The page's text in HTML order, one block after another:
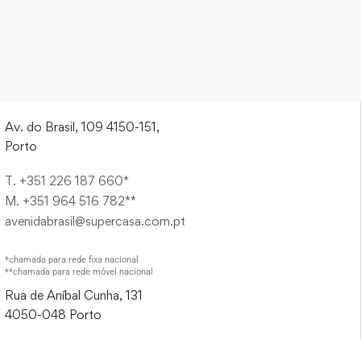
Av. do Brasil, 109 4150-151,
Porto
T. +351 226 187 660*
M. +351 964 516 782**
avenidabrasil@supercasa.com.pt
*chamada para rede fixa nacional
**chamada para rede móvel nacional
Rua de Aníbal Cunha, 131
4050-048 Porto